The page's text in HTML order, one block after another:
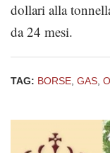
dollari alla
da 24 mesi.
TAG: BORSE GAS